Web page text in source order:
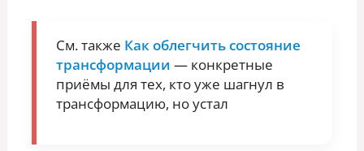
См. также Как облегчить состояние
трансформации — конкретные
приёмы для тех, кто уже шагнул в
трансформацию, но устал